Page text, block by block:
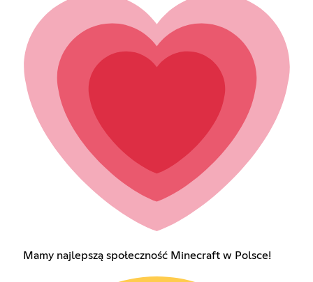
Mamy najlepszą społeczność Minecraft w Polsce!